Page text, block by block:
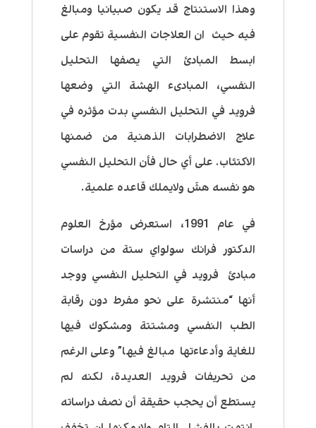
وهذا الاستنتاج قد يكون صبيانيا ومبالغ
فيه حيث ان العلاجات النفسية تقوم على
ابسط المبادئ التي يصفها التحليل
النفسي، المبادىء الهشة التي وضعها
فرويد في التحليل النفسي بدت مؤثره في
علاج الاضطرابات الذهنية من ضمنها
الاكتئاب. على أي حال فأن التحليل النفسي
هو نفسه هشَ ولايملك قاعده علمية.
في عام 1991، استعرض مؤرخ العلوم
الدكتور فرانك سولواي ستة من دراسات
مبادئ فرويد في التحليل النفسي ووجد
أنها “منتشرة على نحو مفرط دون رقابة
الطب النفسي ومشتتة ومشكوك فيها
للغاية وأدعاءتها مبالغ فيها” وعلى الرغم
من تحريفات فرويد العديدة، لكنه لم
يستطع أن يحجب حقيقة أن نصف دراساته